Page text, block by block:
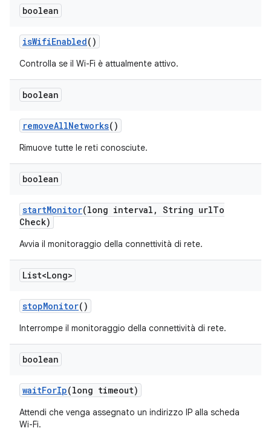
boolean
isWifiEnabled()
Controlla se il Wi-Fi è attualmente attivo.
boolean
removeAllNetworks()
Rimuove tutte le reti conosciute.
boolean
startMonitor(long interval , String urlTo
Check)
Avvia il monitoraggio della connettività di rete.
List<Long>
stopMonitor()
Interrompe il monitoraggio della connettività di rete.
boolean
waitForIp(long timeout)
Attendi che venga assegnato un indirizzo IP alla scheda
Wi-Fi.